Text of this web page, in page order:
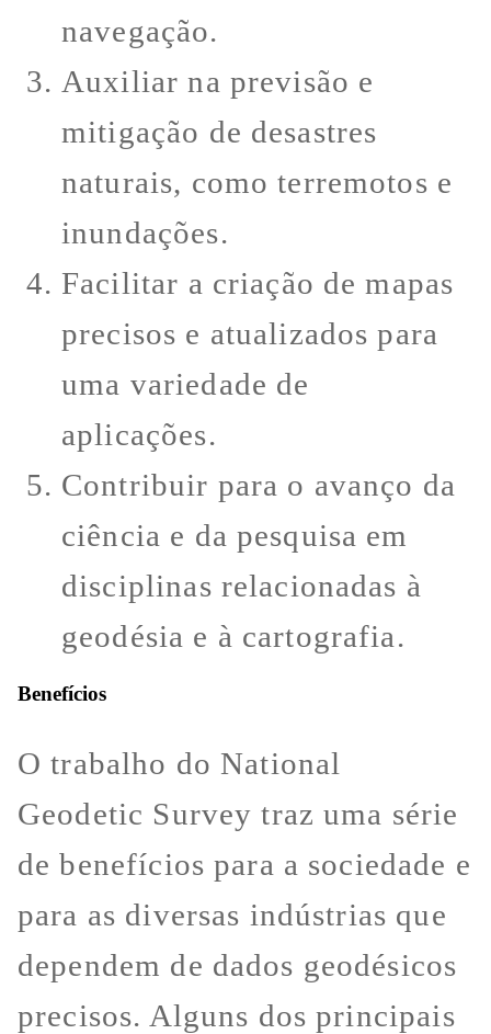
navegação.
Auxiliar na previsão e
mitigação de desastres
naturais, como terremotos e
inundações.
Facilitar a criação de mapas
precisos e atualizados para
uma variedade de
aplicações.
Contribuir para o avanço da
ciência e da pesquisa em
disciplinas relacionadas à
geodésia e à cartografia.
Benefícios
O trabalho do National
Geodetic Survey traz uma série
de benefícios para a sociedade e
para as diversas indústrias que
dependem de dados geodésicos
precisos. Alguns dos principais